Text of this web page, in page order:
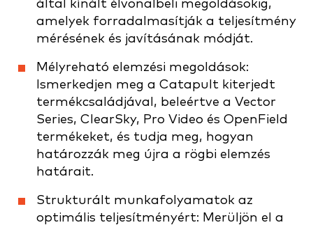
által kínált élvonalbeli megoldásokig,
amelyek forradalmasítják a teljesítmény
mérésének és javításának módját.
Mélyreható elemzési megoldások:
Ismerkedjen meg a Catapult kiterjedt
termékcsaládjával, beleértve a Vector
Series, ClearSky, Pro Video és OpenField
termékeket, és tudja meg, hogyan
határozzák meg újra a rögbi elemzés
határait.
Strukturált munkafolyamatok az
optimális teljesítményért: Merüljön el a